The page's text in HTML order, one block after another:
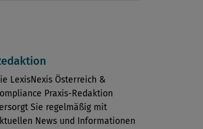
LexisNexis Österreich &
Praxis-Redaktion
Sie regelmäßig mit
News und Informationen